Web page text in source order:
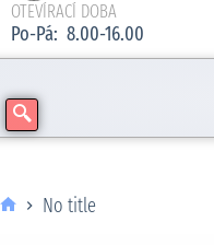
OTEVÍRACÍ DOBA
Po-Pá: 8.00-16.00
No title